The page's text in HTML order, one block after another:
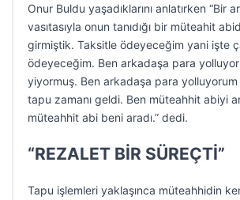
Onur Buldu yaşadıklarını anlatırken “Bir
vasıtasıyla onun tanıdığı bir müteahit
girmiştik. Taksitle ödeyeceğim yani işte
ödeyeceğim. Ben arkadaşa para
yiyormuş. Ben arkadaşa para
tapu zamanı geldi. Ben müteahhit abiyi
müteahhit abi beni aradı.” dedi.
“REZALET BİR SÜREÇTİ”
Tapu işlemleri yaklaşınca müteahhidin